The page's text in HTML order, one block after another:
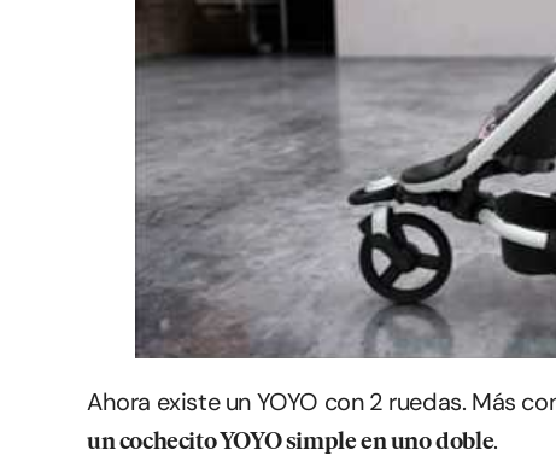
Ahora existe un YOYO con 2 ruedas. Más
un cochecito YOYO simple en uno doble.